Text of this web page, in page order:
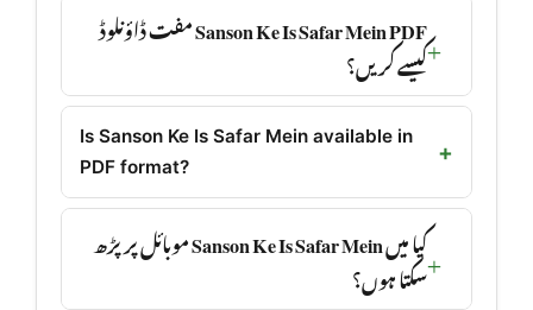
Sanson Ke Is Safar Mein PDF مفت ڈاؤنلوڈ
کیسے کریں؟
Is Sanson Ke Is Safar Mein available in
PDF format?
کیا میں Sanson Ke Is Safar Mein موبائل پر پڑھ
سکتا ہوں؟